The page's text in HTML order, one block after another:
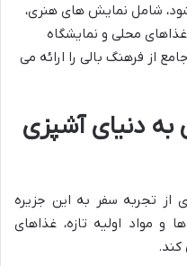
شود، شامل نمایش های هنری،
محلی و نمایشگاه
از فرهنگ بالی را ارائه می
دنیای آشپزی
از تجربه سفر به این جزیره
و مواد اولیه تازه، غذاهای
کند.